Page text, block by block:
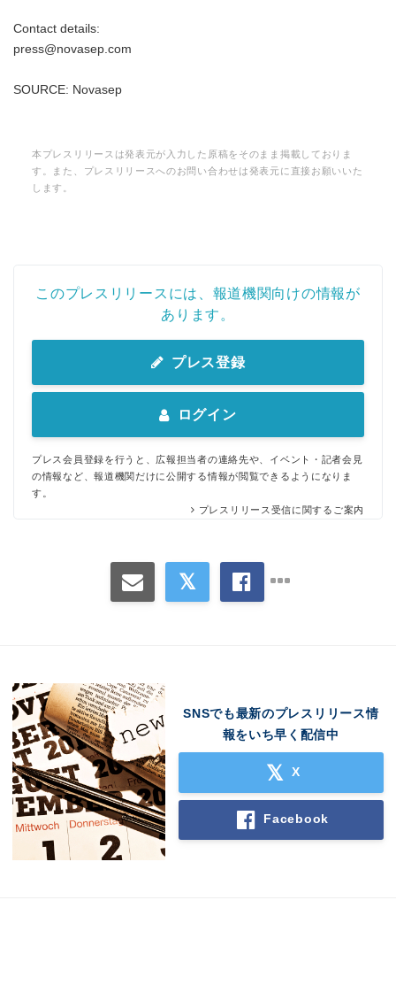
Contact details:
press@novasep.com
SOURCE: Novasep
本プレスリリースは発表元が入力した原稿をそのまま掲載しておりま
す。また、プレスリリースへのお問い合わせは発表元に直接お願いいた
します。
このプレスリリースには、報道機関向けの情報が
あります。
プレス登録
ログイン
プレス会員登録を行うと、広報担当者の連絡先や、イベント・記者会見
の情報など、報道機関だけに公開する情報が閲覧できるようになりま
す。
プレスリリース受信に関するご案内
SNSでも最新のプレスリリース情
報をいち早く配信中
X
Facebook